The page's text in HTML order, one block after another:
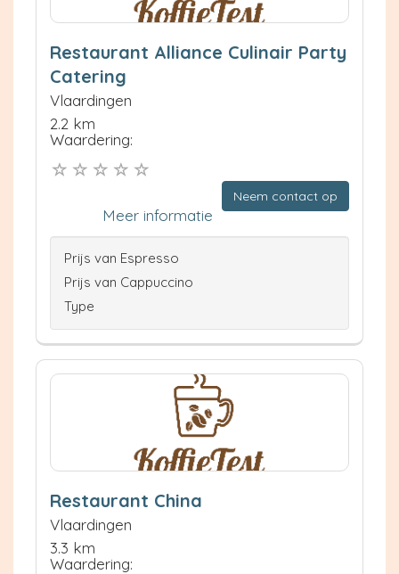
Restaurant Alliance Culinair Party
Catering
Vlaardingen
2.2 km
Waardering:
Neem contact op
Meer informatie
Prijs van Espresso
Prijs van Cappuccino
Type
Restaurant China
Vlaardingen
3.3 km
Waardering: